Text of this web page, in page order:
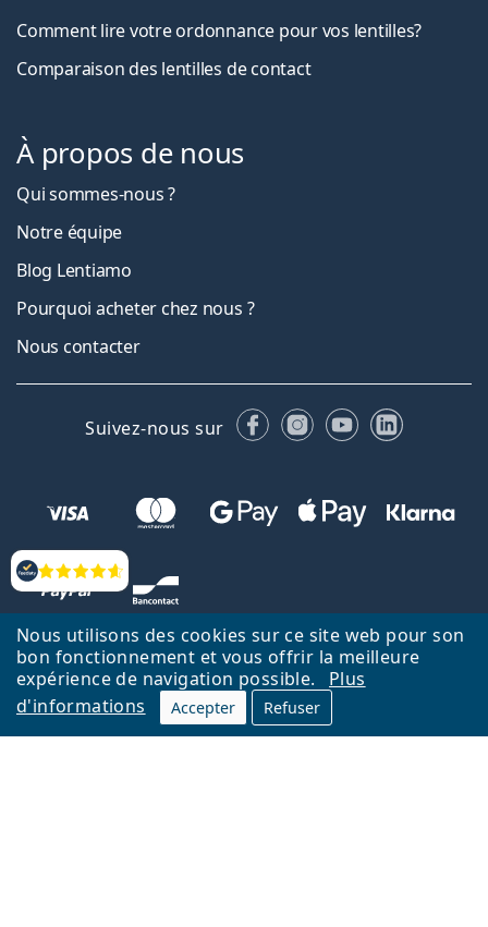
Nous utilisons des cookies sur ce site web pour son
bon fonctionnement et vous offrir la meilleure
expérience de navigation possible.
Plus
d'informations
Accepter Refuser
Évaluation
Comment lire votre ordonnance pour vos lentilles?
Comparaison des lentilles de contact
À propos de nous
Qui sommes-nous ?
Notre équipe
Blog Lentiamo
Pourquoi acheter chez nous ?
Nous contacter
Suivez-nous sur FacebookInstagram
YouTubeLinkedIn
Retour à la page d'accueil Haut
Nederlands